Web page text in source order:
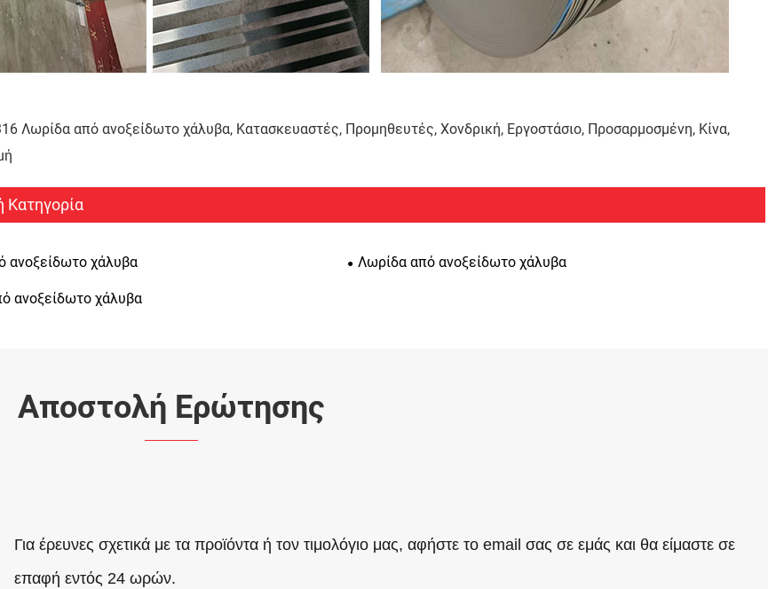
Λωρίδα από ανοξείδωτο χάλυβα, Κατασκευαστές, Προμηθευτές, Χονδρική, Εργοστάσιο, Προσαρμοσμένη, Κίνα,
Κατηγορία
ανοξείδωτο χάλυβα Λωρίδα από ανοξείδωτο χάλυβα
ανοξείδωτο χάλυβα
Αποστολή Ερώτησης
Για έρευνες σχετικά με τα προϊόντα ή τον τιμολόγιο μας, αφήστε το email σας σε εμάς και θα είμαστε σε
επαφή εντός 24 ωρών.